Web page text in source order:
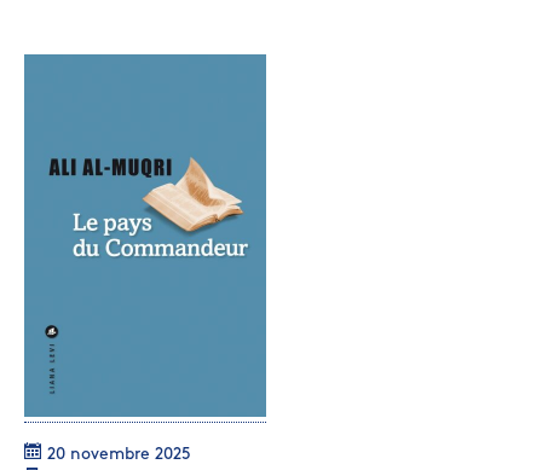
20 novembre 2025